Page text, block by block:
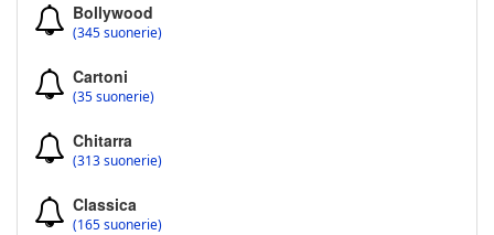
Bollywood
(345 suonerie)
Cartoni
(35 suonerie)
Chitarra
(313 suonerie)
Classica
(165 suonerie)